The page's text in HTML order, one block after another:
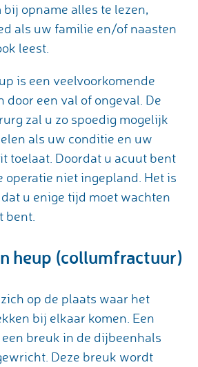
opname alles te lezen,
als uw familie en/of naasten
leest.
is een veelvoorkomende
door een val of ongeval. De
zal u zo spoedig mogelijk
als uw conditie en uw
toelaat. Doordat u acuut bent
operatie niet ingepland. Het is
u enige tijd moet wachten
bent.
heup (collumfractuur)
op de plaats waar het
bij elkaar komen. Een
breuk in de dijbeenhals
Deze breuk wordt